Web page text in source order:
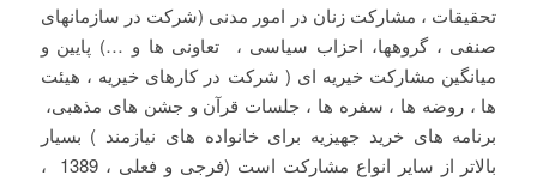
تحقیقات ، مشارکت زنان در امور مدنی (شرکت در سازمانهای
صنفی ، گروهها، احزاب سیاسی ، تعاونی ها و …) پایین و
میانگین مشارکت خیریه ای ( شرکت در کارهای خیریه ، هیئت
ها ، روضه ها ، سفره ها ، جلسات قرآن و جشن های مذهبی،
برنامه های خرید جهیزیه برای خانواده های نیازمند ) بسیار
بالاتر از سایر انواع مشارکت است (فرجی و فعلی ، 1389 ،